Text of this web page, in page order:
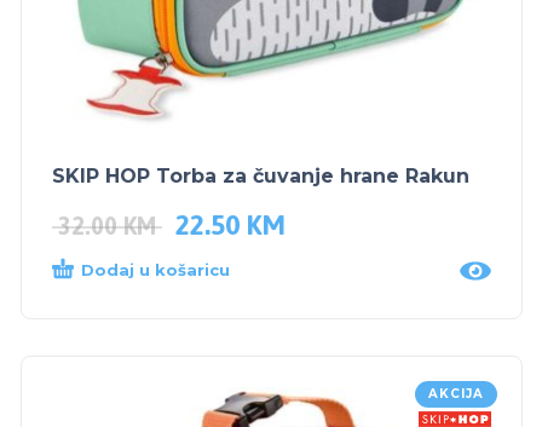
SKIP HOP Torba za čuvanje hrane Rakun
32.00KM 22.50 KM
Dodaj u košaricu
AKCIJA